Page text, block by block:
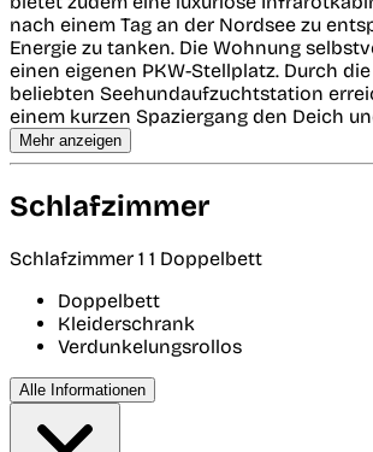
nach einem Tag an der Nordsee zu
Energie zu tanken. Die Wohnung
einen eigenen PKW-Stellplatz. Durch
beliebten Seehundaufzuchtstation
einem kurzen Spaziergang den Deich
Mehr anzeigen
Schlafzimmer
Schlafzimmer 1 1 Doppelbett
Doppelbett
Kleiderschrank
Verdunkelungsrollos
Alle Informationen